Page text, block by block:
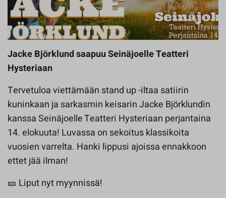
Jacke Björklund saapuu Seinäjoelle Teatteri
Hysteriaan
Tervetuloa viettämään stand up -iltaa satiirin
kuninkaan ja sarkasmin keisarin Jacke Björklundin
kanssa Seinäjoelle Teatteri Hysteriaan perjantaina
14. elokuuta! Luvassa on sekoitus klassikoita
vuosien varrelta. Hanki lippusi ajoissa ennakkoon
ettet jää ilman!
🎫 Liput nyt myynnissä!